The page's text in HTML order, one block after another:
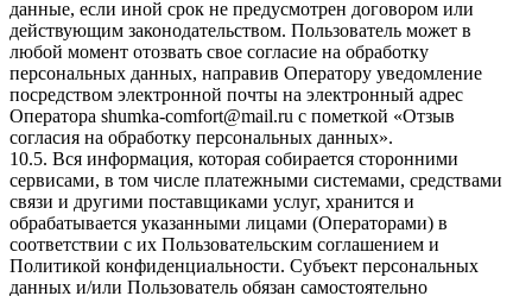
данные, если иной срок не предусмотрен договором или
действующим законодательством. Пользователь может в
любой момент отозвать свое согласие на обработку
персональных данных, направив Оператору уведомление
посредством электронной почты на электронный адрес
Оператора shumka-comfort@mail.ru с пометкой «Отзыв
согласия на обработку персональных данных».
10.5. Вся информация, которая собирается сторонними
сервисами, в том числе платежными системами, средствами
связи и другими поставщиками услуг, хранится и
обрабатывается указанными лицами (Операторами) в
соответствии с их Пользовательским соглашением и
Политикой конфиденциальности. Субъект персональных
данных и/или Пользователь обязан самостоятельно